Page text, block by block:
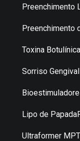
Preenchimento
Preenchimento
Toxina Botulínica
Sorriso
Lipo de Papada
Ultraformer MPT